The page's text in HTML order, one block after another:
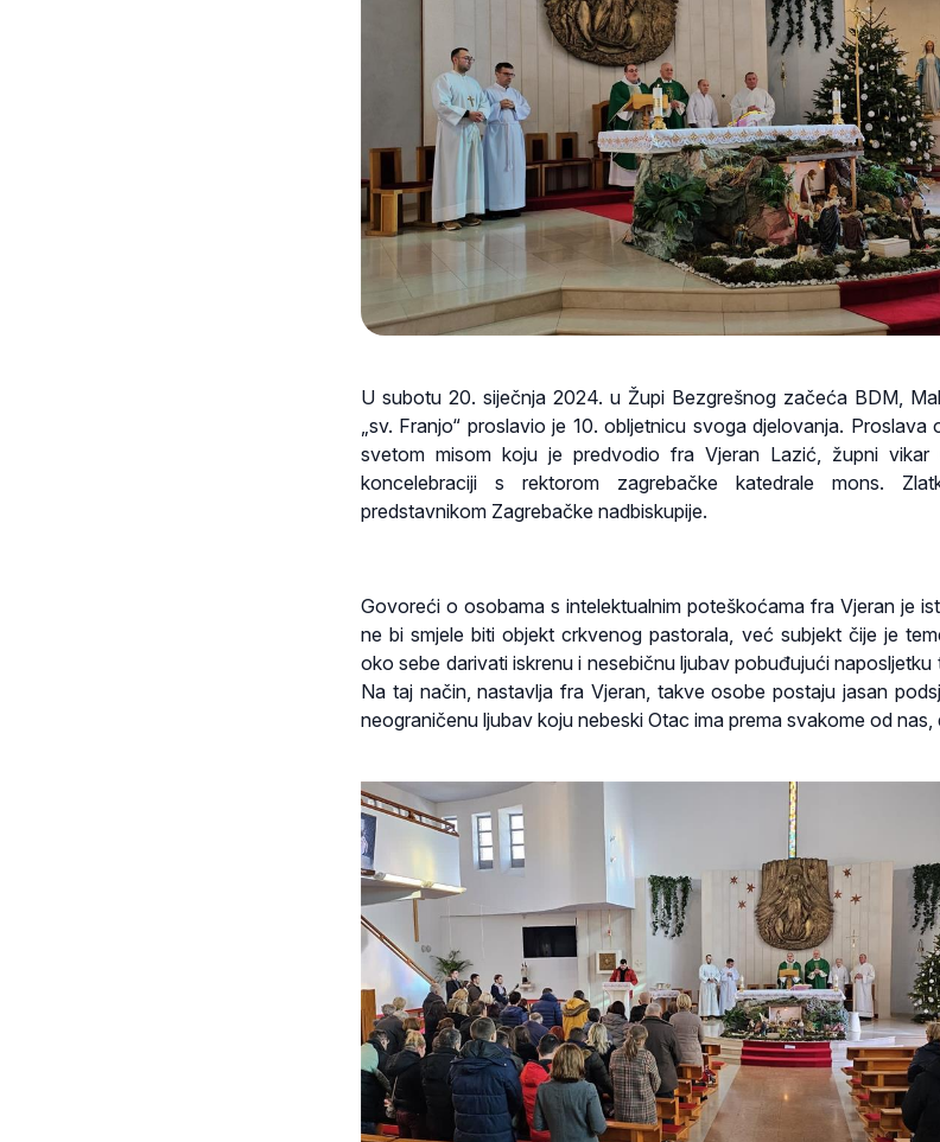
U subotu 20. siječnja 2024. u Župi Bezgrešnog začeća BDM,
„sv. Franjo“ proslavio je 10. obljetnicu svoga djelovanja. Proslava
svetom misom koju je predvodio fra Vjeran Lazić, župni
koncelebraciji s rektorom zagrebačke katedrale mons.
predstavnikom Zagrebačke nadbiskupije.
Govoreći o osobama s intelektualnim poteškoćama fra Vjeran je
ne bi smjele biti objekt crkvenog pastorala, već subjekt čije je
oko sebe darivati iskrenu i nesebičnu ljubav pobuđujući naposljetku
Na taj način, nastavlja fra Vjeran, takve osobe postaju jasan
neograničenu ljubav koju nebeski Otac ima prema svakome od nas,